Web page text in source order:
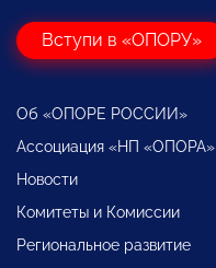
Вступи в «ОПОРУ»
Об «ОПОРЕ РОССИИ»
Ассоциация «НП «ОПОРА»
Новости
Комитеты и Комиссии
Региональное развитие